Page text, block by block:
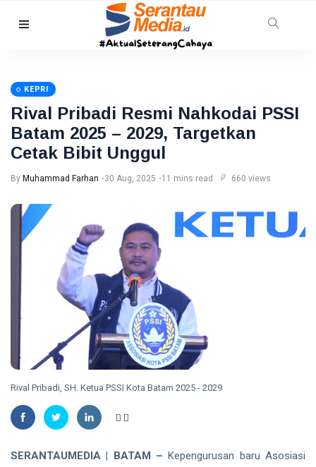
Perusahaan
di Batam
Pekerjakan
391
Penyandang
Disabilitas
10 Aug,
2026
views
RIAU
Pemprov
Percepat
Kelapa,
Hektare
Sudah
Ditanami
2026
NATUNA
Damkar
Natuna
Padamkan
Kebakaran
Lahan 2
Hektare di
Kawasan
Puak
10
Aug,
2026
14
views
RIAU
Puisi Dodi
Irawan
Getarkan
Rapat
Paripurna
HUT Riau di
DPRD
Aug,
views
BATAM
Peserta
KEPRI
Rival Pribadi Resmi Nahkodai PSSI
Batam 2025 – 2029, Targetkan
Cetak Bibit Unggul
By Muhammad Farhan 30 Aug, 2025 11 mins read 660 views
Rival Pribadi, SH. Ketua PSSI Kota Batam 2025 - 2029
SERANTAUMEDIA | BATAM – Kepengurusan baru Asosiasi